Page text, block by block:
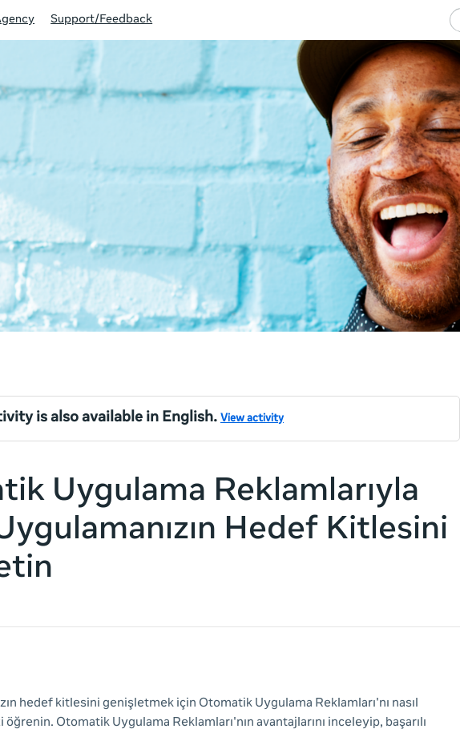
Support/Feedback
is also available in English. View activity
Uygulama Reklamlarıyla
Hedef Kitlesini
hedef kitlesini genişletmek için Otomatik Uygulama Reklamları'nı nasıl
Otomatik Uygulama Reklamları'nın avantajlarını inceleyip, başarılı